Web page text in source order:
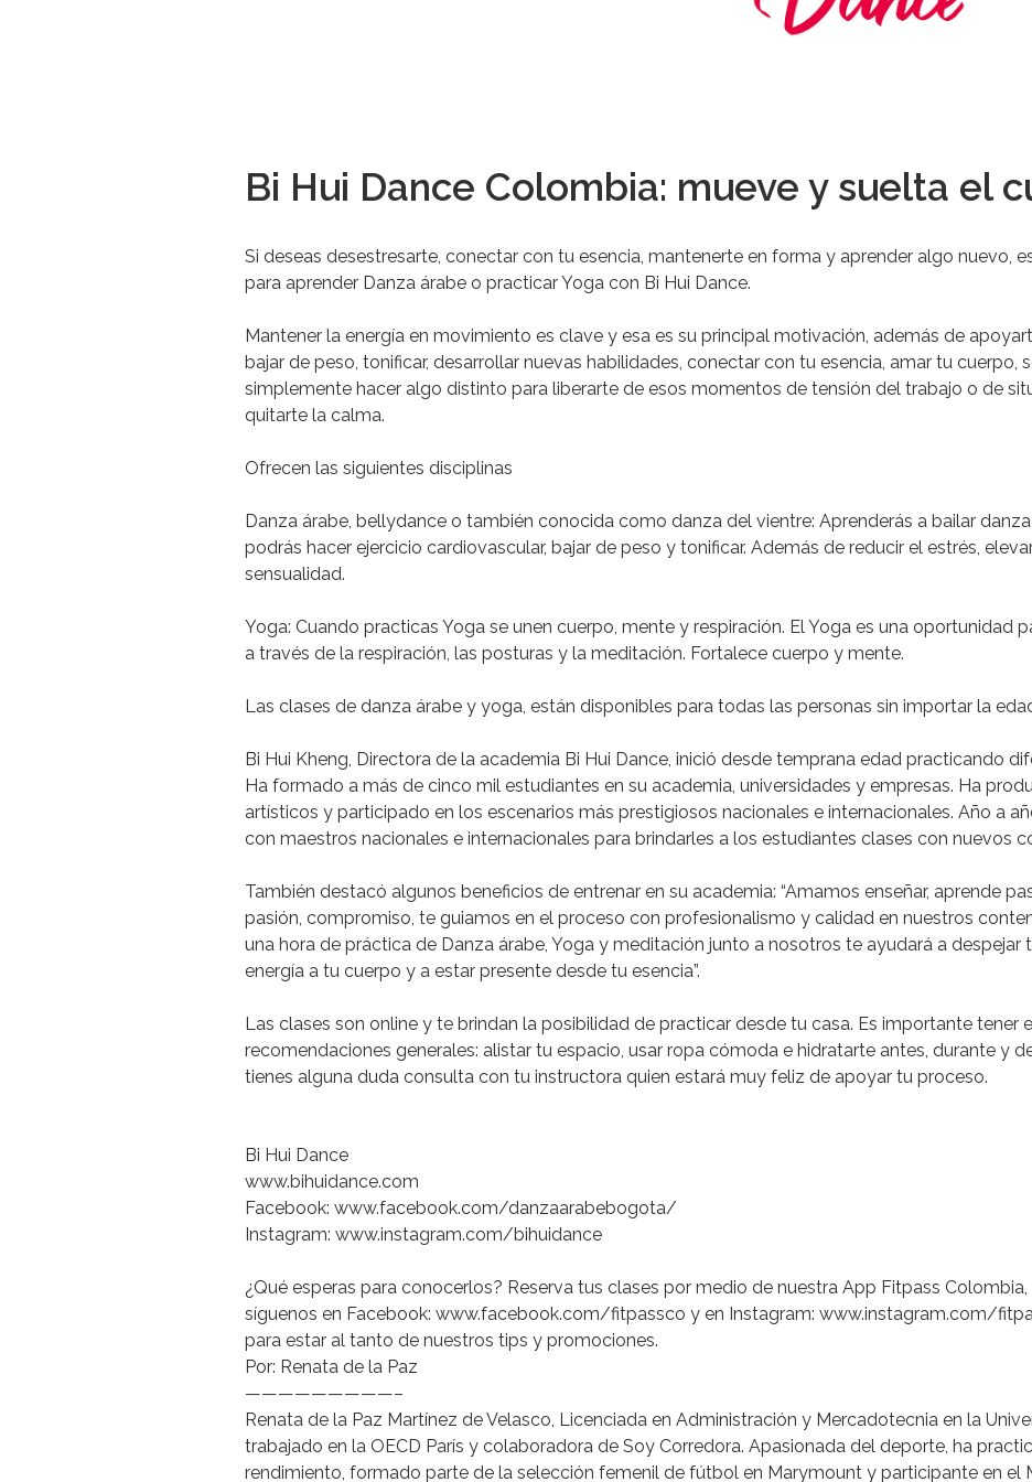
Bi Hui Dance Colombia: mueve y suelta el
Si deseas desestresarte, conectar con tu esencia, mantenerte en forma y aprender algo nuevo
para aprender Danza árabe o practicarYoga con Bi Hui Dance.
Mantener la energía en movimiento es clave y esa es su principal motivación además de
bajar de peso, tonificar, desarrollar nuevas habilidades, conectar con tu esencia, amar tu cuerpo,
simplemente hacer algo distinto para liberarte de esos momentos de tensión del trabajo o de
quitarte la calma.
Ofrecen las siguientes disciplinas
Danza árabe, bellydance o también conocida como danza del vientre: Aprenderás a bailar danza
podrás hacer ejercicio cardiovascular, bajar de peso y tonificar. Además de reducir el estrés,
sensualidad.
Yoga: Cuando practicas Yoga se unen cuerpo, mente y respiración. El Yoga es una oportunidad
a través de la respiración, las posturas y la meditación. Fortalece cuerpo y mente.
Las clases de danza árabe y yoga, están disponibles para todas las personas sin importar la
Bi Hui Kheng, Directora de la academia Bi Hui Dance, inició desde temprana edad practicando
Ha formado a más de cinco mil estudiantes en su academia, universidades y empresas. Ha
artísticos y participado en los escenarios más prestigiosos nacionales e internacionales. Año a
con maestros nacionales e internacionales para brindarles a los estudiantes clases con nuevos
También destacó algunos beneficios de entrenar en su academia: “Amamos enseñar, aprende
pasión, compromiso, te guiamos en el proceso con profesionalismo y calidad en nuestros
una hora de práctica de Danza árabe, Yoga y meditación junto a nosotros te ayudará a despejar
energía a tu cuerpo y a estar presente desde tu esencia”.
Las clases son online y te brindan la posibilidad de practicar desde tu casa. Es importante tener
recomendaciones generales: alistar tu espacio, usar ropa cómoda e hidratarte antes, durante y
tienes alguna duda consulta con tu instructora quien estará muy feliz de apoyar tu proceso.
Bi Hui Dance
www.bihuidance.com
Facebook: www.facebook.com/danzaarabebogota/
Instagram: www.instagram.com/bihuidance
¿Qué esperas para conocerlos? Reserva tus clases por medio de nuestra App Fitpass Colombia,
síguenos en Facebook: www.facebook.com/fitpassco y en Instagram: www.instagram.com/
para estar al tanto de nuestros tips y promociones.
Por: Renata de la Paz
—————————–
Renata de la Paz Martínez deVelasco Licenciada en Administración y Mercadotecnia en la
trabajado en la OECD París y colaboradora de Soy Corredora. Apasionada del deporte, ha
rendimiento, formado parte de la selección femenil de fútbol en Marymount y participante en el